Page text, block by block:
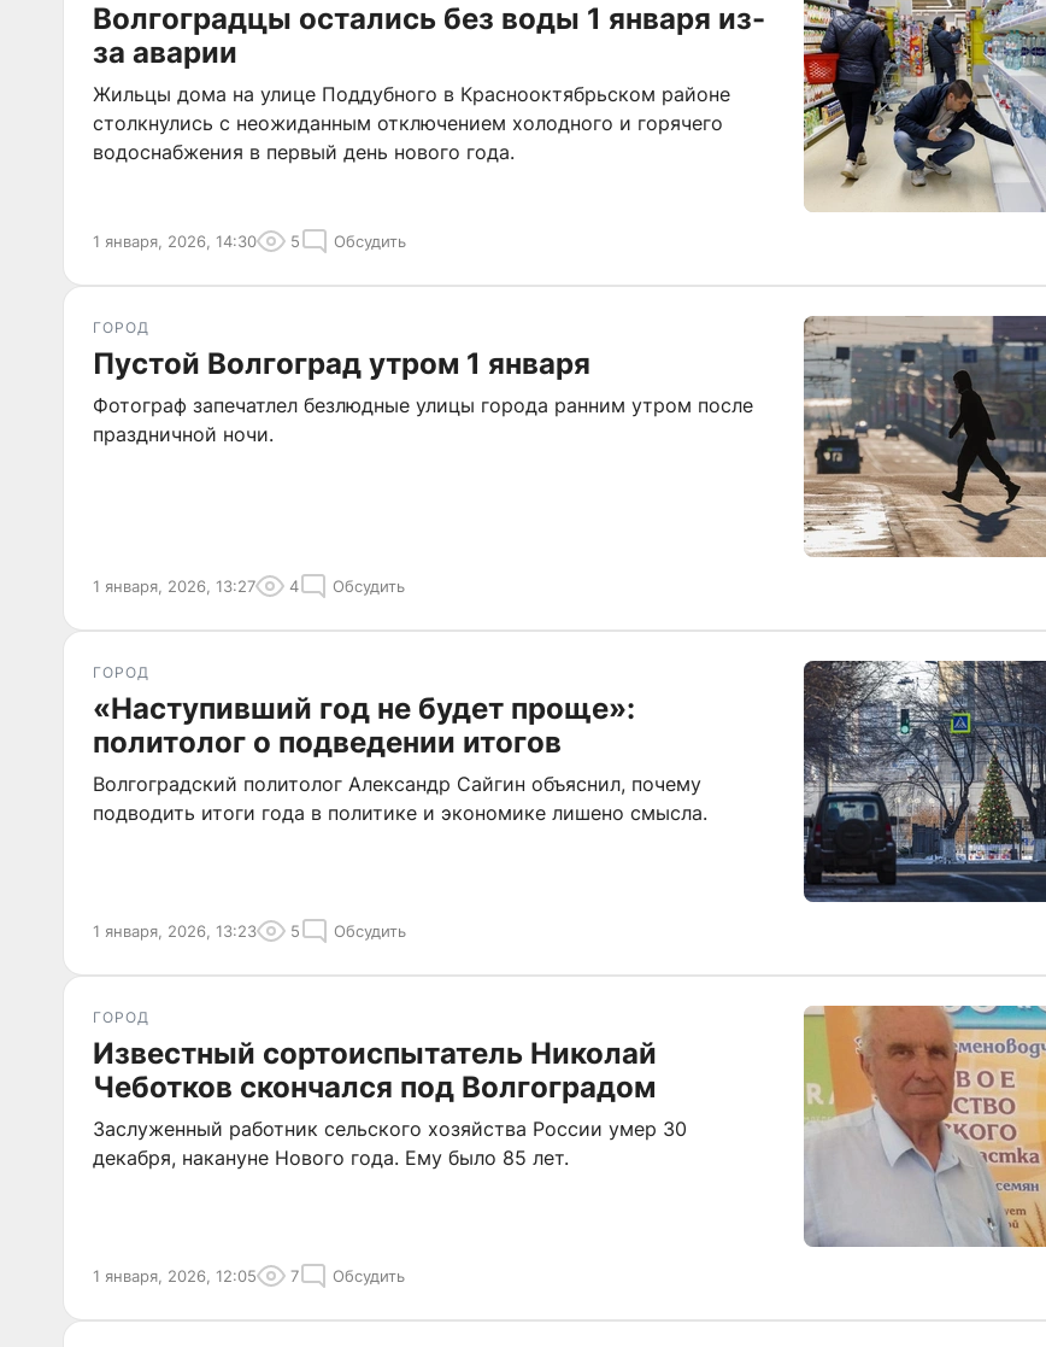
Волгоградцы остались без воды 1 января из-
за аварии
Жильцы дома на улице Поддубного в Краснооктябрьском районе
столкнулись с неожиданным отключением холодного и горячего
водоснабжения в первый день нового года.
1 января, 2026, 14:30 5 Обсудить
ГОРОД
Пустой Волгоград утром 1 января
Фотограф запечатлел безлюдные улицы города ранним утром после
праздничной ночи.
1 января, 2026, 13:27 4 Обсудить
ГОРОД
«Наступивший год не будет проще»:
политолог о подведении итогов
Волгоградский политолог Александр Сайгин объяснил, почему
подводить итоги года в политике и экономике лишено смысла.
1 января, 2026, 13:23 5 Обсудить
ГОРОД
Известный сортоиспытатель Николай
Чеботков скончался под Волгоградом
Заслуженный работник сельского хозяйства России умер 30
декабря, накануне Нового года. Ему было 85 лет.
1 января, 2026, 12:05 7 Обсудить